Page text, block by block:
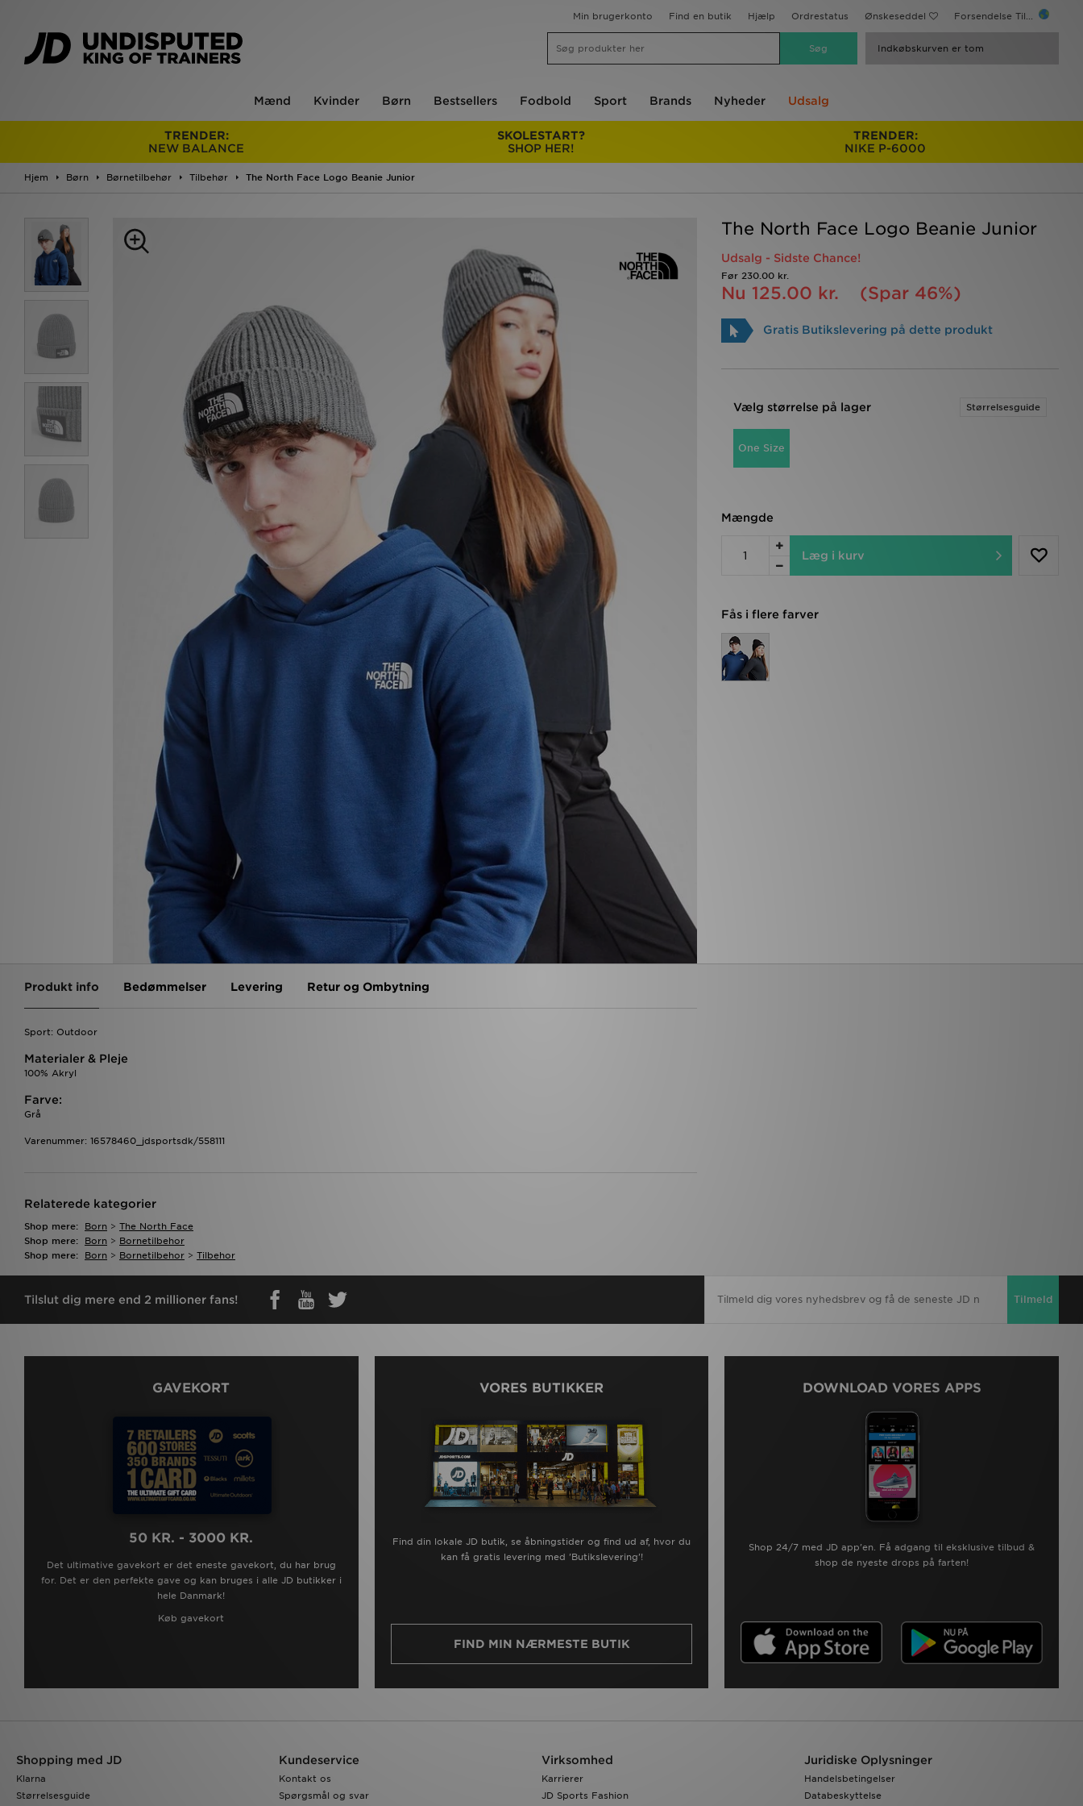
Min brugerkonto Find en butik Hjælp Ordrestatus Ønskeseddel Forsendelse Til...
Indkøbskurven er tom
Mænd Kvinder Børn Bestsellers Fodbold Sport Brands Nyheder Udsalg
TRENDER:
NEW BALANCE
SKOLESTART?
SHOP HER!
TRENDER:
NIKE P-6000
Hjem Børn Børnetilbehør Tilbehør The North Face Logo Beanie Junior
The North Face Logo Beanie Junior
Udsalg - Sidste Chance!
Før 230.00 kr.
Nu 125.00 kr. (Spar 46%)
Gratis Butikslevering på dette produkt
Vælg størrelse på lager Størrelsesguide
One Size
Mængde
Læg i kurv
Fås i flere farver
Produkt info Bedømmelser Levering Retur og Ombytning
Sport: Outdoor
Materialer & Pleje
100% Akryl
Farve:
Grå
Varenummer: 16578460_jdsportsdk/558111
Relaterede kategorier
Shop mere: Born > The North Face
Shop mere:
Born > Bornetilbehor
Shop mere:
Born > Bornetilbehor > Tilbehor
Tilslut dig mere end 2 millioner fans! Tilmeld
GAVEKORT
50 KR. - 3000 KR.
Det ultimative gavekort er det eneste gavekort, du har brug
for. Det er den perfekte gave og kan bruges i alle JD butikker i
hele Danmark!
Køb gavekort
VORES BUTIKKER
Find din lokale JD butik, se åbningstider og find ud af, hvor du
kan få gratis levering med 'Butikslevering'!
FIND MIN NÆRMESTE BUTIK
DOWNLOAD VORES APPS
Shop 24/7 med JD app'en. Få adgang til eksklusive tilbud &
shop de nyeste drops på farten!
Shopping med JD
Klarna
Størrelsesguide
Kundeservice
Kontakt os
Spørgsmål og svar
Virksomhed
Karrierer
JD Sports Fashion
Juridiske Oplysninger
Handelsbetingelser
Databeskyttelse